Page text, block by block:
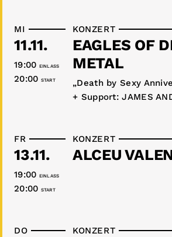
MI
11.11.
EINLASS
19:00
START
20:00
KONZERT
EAGLES OF
METAL
„Death by Sexy
+ Support: JAMES
FR
13.11.
EINLASS
19:00
START
20:00
KONZERT
ALCEU
DO KONZERT